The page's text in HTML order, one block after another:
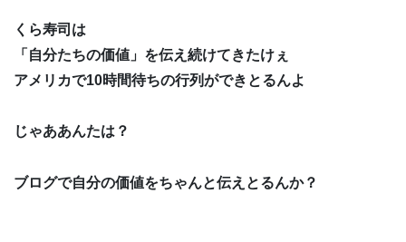
くら寿司は
「自分たちの価値」を伝え続けてきたけぇ
アメリカで10時間待ちの行列ができとるんよ
じゃああんたは？
ブログで自分の価値をちゃんと伝えとるんか？